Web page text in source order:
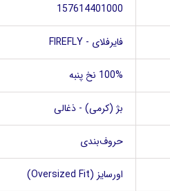
157614401000
فایرفلای - FIREFLY
100% نخ پنبه
بژ (کرمی) - ذغالی
حروف‌بندی
اورسایز (Oversized Fit)